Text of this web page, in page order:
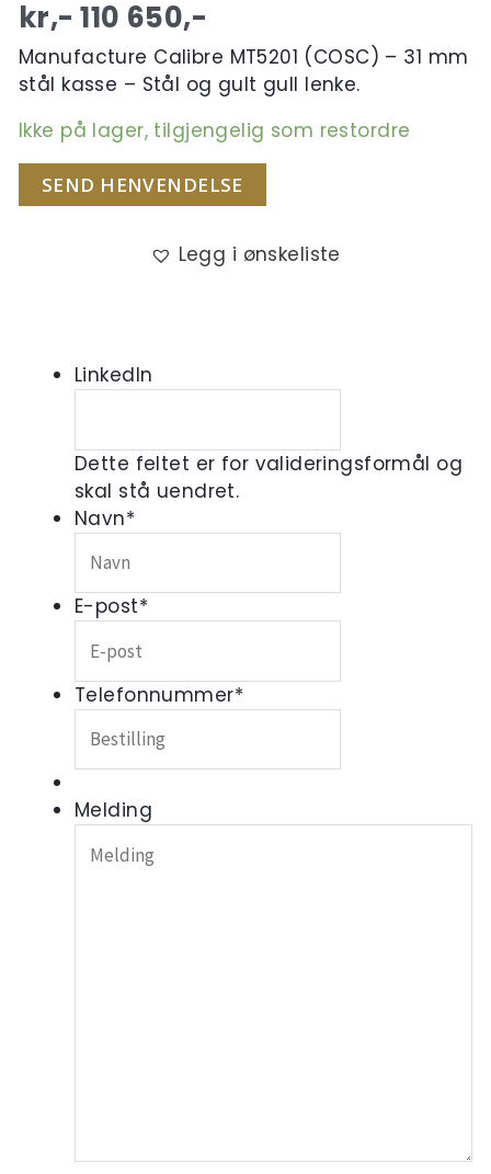
kr,- 110 650,-
Manufacture Calibre MT5201 (COSC) – 31 mm
stål kasse – Stål og gult gull lenke.
Ikke på lager, tilgjengelig som restordre
SEND HENVENDELSE
Legg i ønskeliste
LinkedIn
Dette feltet er for valideringsformål og
skal stå uendret.
Navn*
E-post*
Telefonnummer*
Melding